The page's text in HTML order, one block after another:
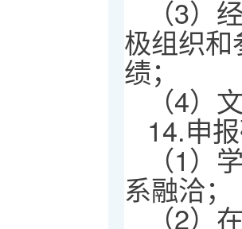
（3）
极组织
绩；
（4）
14.申
（1）
系融洽；
（2）